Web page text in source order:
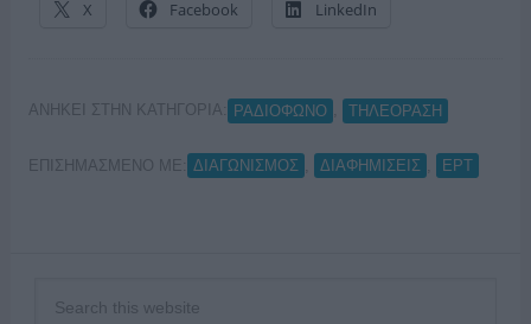
X Facebook LinkedIn
ΑΝΗΚΕΙ ΣΤΗΝ ΚΑΤΗΓΟΡΙΑ: ΡΑΔΙΟΦΩΝΟ ΤΗΛΕΟΡΑΣΗ
ΕΠΙΣΗΜΑΣΜΕΝΟ ΜΕ: ΔΙΑΓΩΝΙΣΜΟΣ ΔΙΑΦΗΜΙΣΕΙΣ ΕΡΤ